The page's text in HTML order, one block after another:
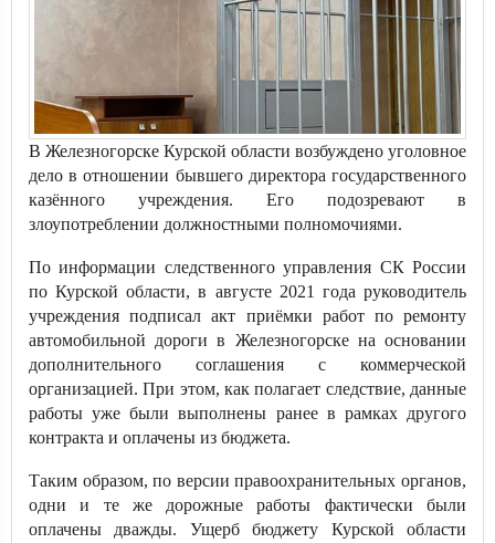
В Железногорске Курской области возбуждено уголовное
дело в отношении бывшего директора государственного
казённого учреждения. Его подозревают в
злоупотреблении должностными полномочиями.
По информации следственного управления СК России
по Курской области, в августе 2021 года руководитель
учреждения подписал акт приёмки работ по ремонту
автомобильной дороги в Железногорске на основании
дополнительного соглашения с коммерческой
организацией. При этом, как полагает следствие, данные
работы уже были выполнены ранее в рамках другого
контракта и оплачены из бюджета.
Таким образом, по версии правоохранительных органов,
одни и те же дорожные работы фактически были
оплачены дважды. Ущерб бюджету Курской области